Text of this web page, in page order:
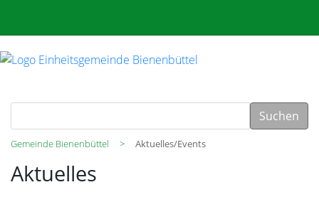
Suchen
Gemeinde Bienenbüttel Aktuelles/Events
Aktuelles